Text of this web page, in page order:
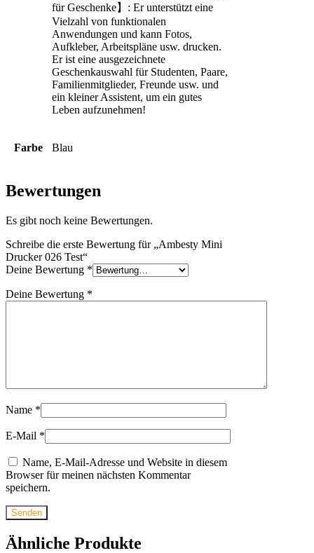
für Geschenke】: Er unterstützt eine
Vielzahl von funktionalen
Anwendungen und kann Fotos,
Aufkleber, Arbeitspläne usw. drucken.
Er ist eine ausgezeichnete
Geschenkauswahl für Studenten, Paare,
Familienmitglieder, Freunde usw. und
ein kleiner Assistent, um ein gutes
Leben aufzunehmen!
Farbe Blau
Bewertungen
Es gibt noch keine Bewertungen.
Schreibe die erste Bewertung für „Ambesty Mini
Drucker 026 Test“
Deine Bewertung *
Deine Bewertung *
Name *
E-Mail *
Name, E-Mail-Adresse und Website in diesem
Browser für meinen nächsten Kommentar
speichern.
Ähnliche Produkte